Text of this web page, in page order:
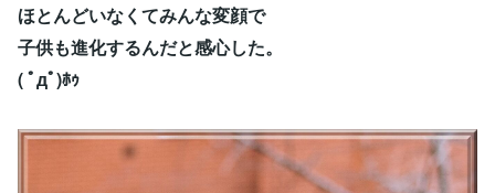
ほとんどいなくてみんな変顔で
子供も進化するんだと感心した。
( ﾟдﾟ)ﾎｩ